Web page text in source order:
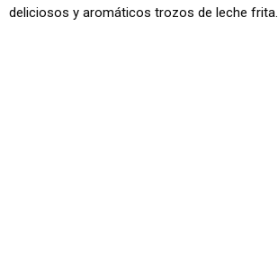
deliciosos y aromáticos trozos de leche frita.